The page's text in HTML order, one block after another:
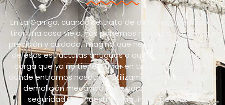
En La Garriga, cuando se trata de demoler un edificio o
tirar una casa vieja, nos ponemos manos a la obra con
precisión y cuidado. Imagina que necesitas deshacerte
de esas estructuras antiguas o quizás esos muros de
carga que ya no tienen lugar en tu proyecto. Aquí es
donde entramos nosotros: utilizamos técnicas como la
demolición mecánica para garantizar eficacia y
seguridad.Con nuestra maquinaria pesada —